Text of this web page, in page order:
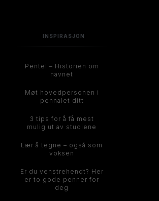
INSPIRASJON
Pentel – Historien om
navnet
Møt hovedpersonen i
pennalet ditt
3 tips for å få mest
mulig ut av studiene
Lær å tegne – også som
voksen
Er du venstrehendt? Her
er to gode penner for
deg